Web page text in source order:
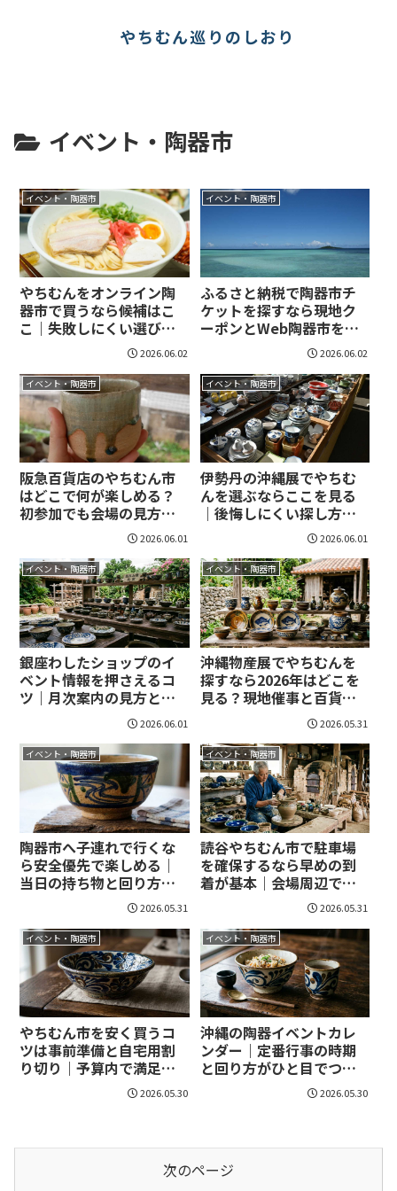
やちむん巡りのしおり
イベント・陶器市
イベント・陶器市
やちむんをオンライン陶
器市で買うなら候補はこ
こ｜失敗しにくい選び方
まで見えてくる！ 2026.06.02
イベント・陶器市
ふるさと納税で陶器市チ
ケットを探すなら現地ク
ーポンとWeb陶器市を優
先｜見つけ方と失敗しな
い選び方がわかる！2026.06.02
イベント・陶器市
阪急百貨店のやちむん市
はどこで何が楽しめる？
初参加でも会場の見方と
買い方がつかめる！2026.06.01
イベント・陶器市
伊勢丹の沖縄展でやちむ
んを選ぶならここを見る
｜後悔しにくい探し方と
2026.06.01
イベント・陶器市
銀座わしたショップのイ
ベント情報を押さえるコ
ツ｜月次案内の見方と来
店前に知りたい要点！2026.06.01
イベント・陶器市
沖縄物産展でやちむんを
探すなら2026年はどこを
見る？現地催事と百貨店
イベントの狙い方まで整
2026.05.31
イベント・陶器市
陶器市へ子連れで行くな
ら安全優先で楽しめる｜
当日の持ち物と回り方ま
2026.05.31
イベント・陶器市
読谷やちむん市で駐車場
を確保するなら早めの到
着が基本｜会場周辺で慌
てない動き方まで整理！
2026.05.31
イベント・陶器市
やちむん市を安く買うコ
ツは事前準備と自宅用割
り切り｜予算内で満足度
を上げる回り方と失敗回
2026.05.30
イベント・陶器市
沖縄の陶器イベントカレ
ンダー｜定番行事の時期
と回り方がひと目でつか
2026.05.30
次のページ